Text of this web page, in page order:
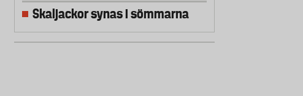
Skaljackor synas i sömmarna